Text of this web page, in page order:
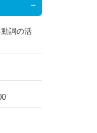
詞の活